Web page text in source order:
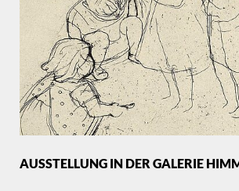
AUSSTELLUNG IN DER GALERIE